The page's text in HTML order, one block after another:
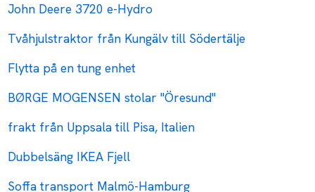
John Deere 3720 e-Hydro
Tvåhjulstraktor från Kungälv till Södertälje
Flytta på en tung enhet
BØRGE MOGENSEN stolar "Öresund"
frakt från Uppsala till Pisa, Italien
Dubbelsäng IKEA Fjell
Soffa transport Malmö-Hamburg